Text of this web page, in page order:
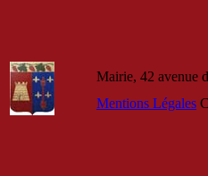
Mairie, 42 avenue
Mentions Légales